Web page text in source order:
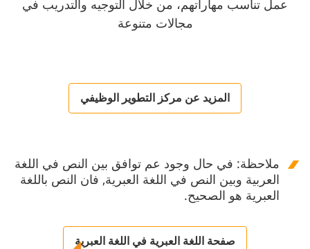
عمل تناسب مهاراتهم، من خلال التوجيه والتدريب في
مجالات متنوعة
المزيد عن مركز التطوير الوظيفي
ملاحظة: في حال وجود عم توافق بين النص في اللغة
العربية وبين النص في اللغة العبرية, فان النص باللغة
العبرية هو الصحيح.
صفحة اللغة العبرية في اللغة العبرية